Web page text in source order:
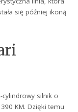
się później ikoną
cylindrowy silnik o
KM. Dzięki temu